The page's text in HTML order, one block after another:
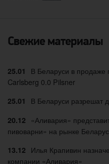
Свежие материалы
25.01
В Беларуси в продаже
Carlsberg 0.0 Pilsner
25.01 В Беларуси разрешат
20.12
«Аливария»
пивоварни» на рынке
13.12 Илья Крапивин
компании «Аливария»